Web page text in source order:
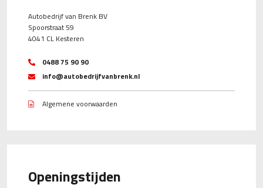
Autobedrijf van Brenk BV
Spoorstraat 59
4041 CL Kesteren
0488 75 90 90
info@autobedrijfvanbrenk.nl
Algemene voorwaarden
Openingstijden